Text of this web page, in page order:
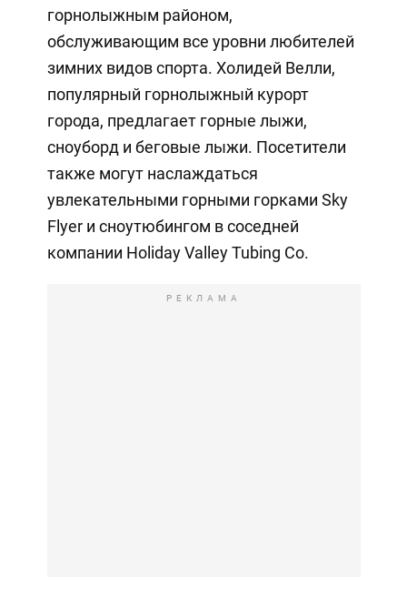
горнолыжным районом,
обслуживающим все уровни любителей
зимних видов спорта. Холидей Велли,
популярный горнолыжный курорт
города, предлагает горные лыжи,
сноуборд и беговые лыжи. Посетители
также могут наслаждаться
увлекательными горными горками Sky
Flyer и сноутюбингом в соседней
компании Holiday Valley Tubing Co.
РЕКЛАМА